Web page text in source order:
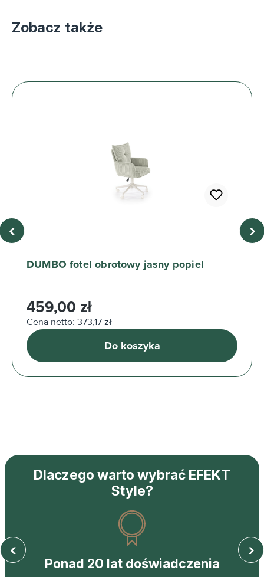
Zobacz także
DUMBO fotel obrotowy jasny popiel
Cena regularna:
459,00 zł
Cena netto: 373,17 zł
Do koszyka
‹ ›
Dlaczego warto wybrać EFEKT
Style?
Ponad 20 lat doświadczenia
‹ ›